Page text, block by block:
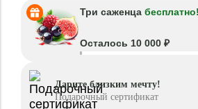
Три саженца бесплатно!
Осталось 10 000 ₽
Дарите близким мечту!
Подарочный сертификат